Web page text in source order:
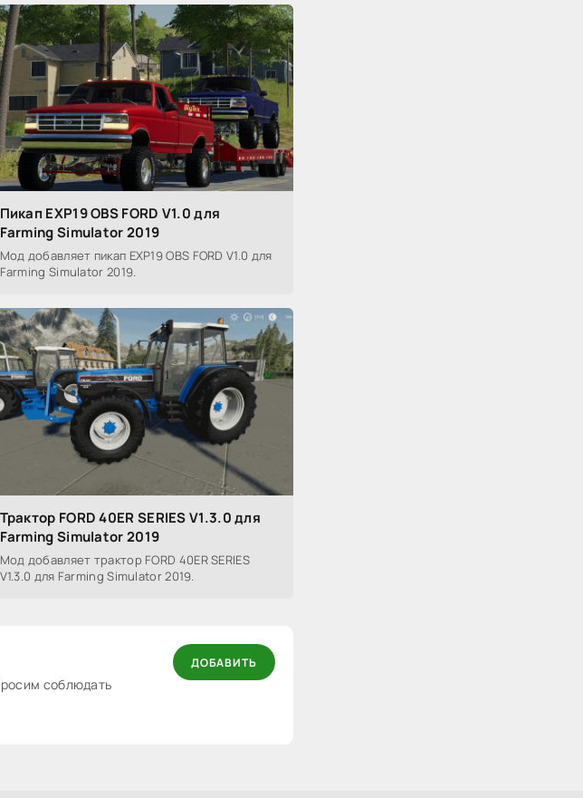
Пикап EXP19 OBS FORD V1.0 для
Farming Simulator 2019
Мод добавляет пикап EXP19 OBS FORD V1.0 для
Farming Simulator 2019.
Трактор FORD 40ER SERIES V1.3.0 для
Farming Simulator 2019
Мод добавляет трактор FORD 40ER SERIES
V1.3.0 для Farming Simulator 2019.
соблюдать
ДОБАВИТЬ